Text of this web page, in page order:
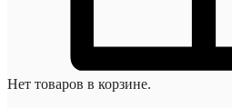
Нет товаров в корзине.